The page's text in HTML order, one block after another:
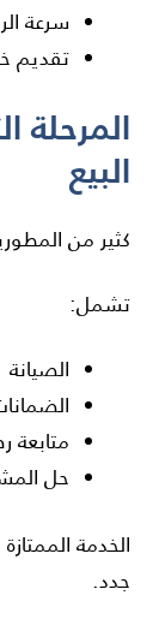
سرعة
تقديم
المرحلة
البيع
كثير من
تشمل:
الصيانة
متابعة
حل
الخدمة
جدد.